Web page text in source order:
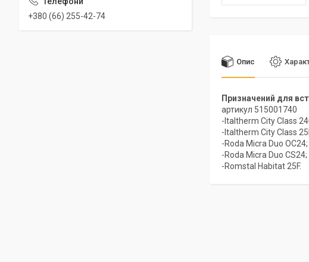
Опис
Призначений для
артикул 515001740
-Italtherm City Class
-Italtherm City Class
-Roda Micra Duo OC24;
-Roda Micra Duo CS24;
-Romstal Habitat 25F.
+380 (66) 255-42-74